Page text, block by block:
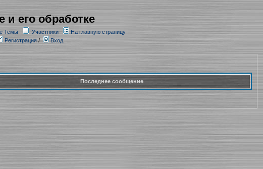
и его обработке
Темы Участники
На главную страницу
Регистрация/ Вход
Последнее сообщение